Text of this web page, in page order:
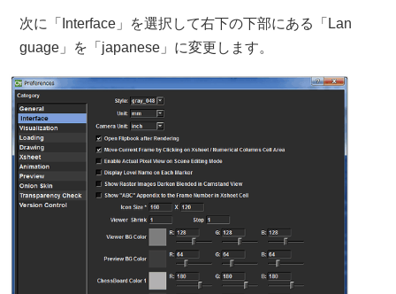
次に「Interface」を選択して右下の下部にある「Lan
guage」を「japanese」に変更します。